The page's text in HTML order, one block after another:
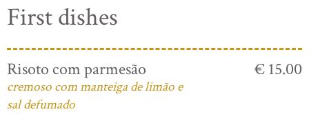
First dishes
Risoto com parmesão
cremoso com manteiga de limão e
sal defumado
€ 15.00